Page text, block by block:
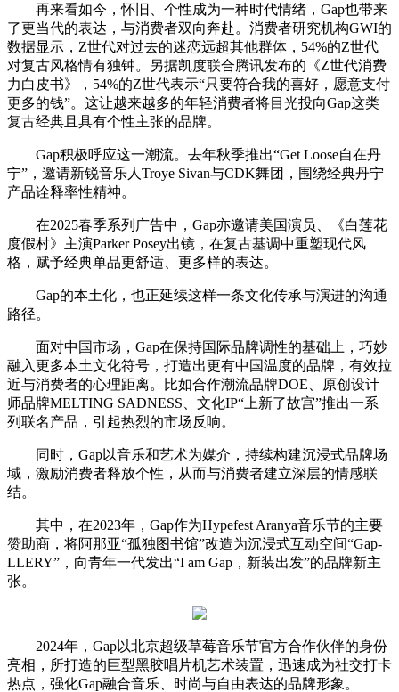
再来看如今，怀旧、个性成为一种时代情绪，Gap也带来
了更当代的表达，与消费者双向奔赴。消费者研究机构GWI的
数据显示，Z世代对过去的迷恋远超其他群体，54%的Z世代
对复古风格情有独钟。另据凯度联合腾讯发布的《Z世代消费
力白皮书》，54%的Z世代表示“只要符合我的喜好，愿意支付
更多的钱”。这让越来越多的年轻消费者将目光投向Gap这类
复古经典且具有个性主张的品牌。
Gap积极呼应这一潮流。去年秋季推出“Get Loose自在丹
宁”，邀请新锐音乐人Troye Sivan与CDK舞团，围绕经典丹宁
产品诠释率性精神。
在2025春季系列广告中，Gap亦邀请美国演员、《白莲花
度假村》主演Parker Posey出镜，在复古基调中重塑现代风
格，赋予经典单品更舒适、更多样的表达。
Gap的本土化，也正延续这样一条文化传承与演进的沟通
路径。
面对中国市场，Gap在保持国际品牌调性的基础上，巧妙
融入更多本土文化符号，打造出更有中国温度的品牌，有效拉
近与消费者的心理距离。比如合作潮流品牌DOE、原创设计
师品牌MELTING SADNESS、文化IP“上新了故宫”推出一系
列联名产品，引起热烈的市场反响。
同时，Gap以音乐和艺术为媒介，持续构建沉浸式品牌场
域，激励消费者释放个性，从而与消费者建立深层的情感联
结。
其中，在2023年，Gap作为Hypefest Aranya音乐节的主要
赞助商，将阿那亚“孤独图书馆”改造为沉浸式互动空间“Gap-
LLERY”，向青年一代发出“I am Gap，新装出发”的品牌新主
张。
2024年，Gap以北京超级草莓音乐节官方合作伙伴的身份
亮相，所打造的巨型黑胶唱片机艺术装置，迅速成为社交打卡
热点，强化Gap融合音乐、时尚与自由表达的品牌形象。